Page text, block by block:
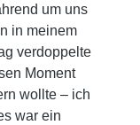
um uns
in meinem
verdoppelte
Moment
wollte – ich
war ein